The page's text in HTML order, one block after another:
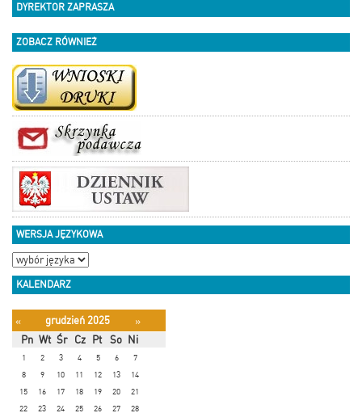
DYREKTOR ZAPRASZA
ZOBACZ RÓWNIEŻ
WERSJA JĘZYKOWA
KALENDARZ
« grudzień 2025
»
Pn Wt Śr Cz Pt So Ni
1 2 3 4 5 6
7
8
9 10 11 12 13
14
15
16 17 18 19 20
21
22
23 24 25 26 27 28